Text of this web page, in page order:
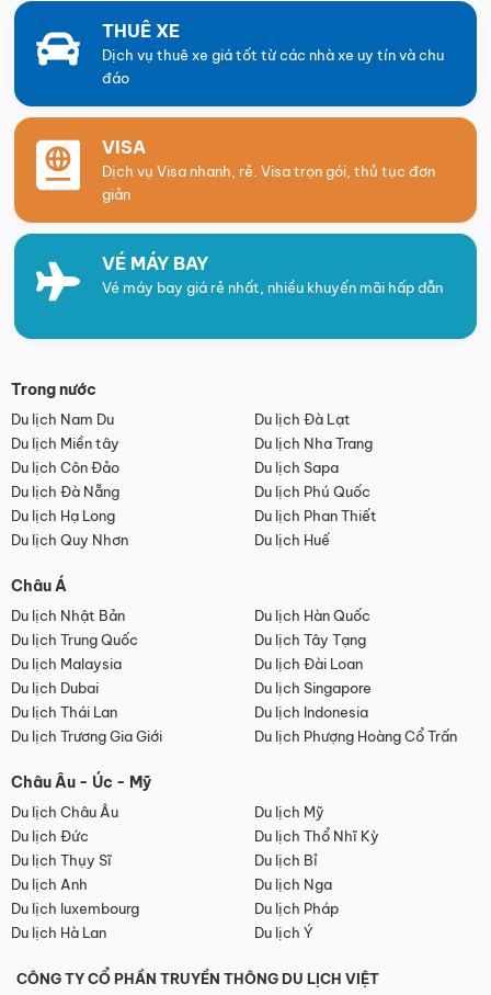
THUÊ XE
Dịch vụ thuê xe giá tốt từ các nhà xe uy tín và chu
đáo
VISA
Dịch vụ Visa nhanh, rẻ. Visa trọn gói, thủ tục đơn
giản
VÉ MÁY BAY
Vé máy bay giá rẻ nhất, nhiều khuyến mãi hấp dẫn
Trong nước
Du lịch Nam Du
Du lịch Đà Lạt
Du lịch Miền tây
Du lịch Nha Trang
Du lịch Côn Đảo
Du lịch Sapa
Du lịch Đà Nẵng
Du lịch Phú Quốc
Du lịch Hạ Long
Du lịch Phan Thiết
Du lịch Quy Nhơn
Du lịch Huế
Châu Á
Du lịch Nhật Bản
Du lịch Hàn Quốc
Du lịch Trung Quốc
Du lịch Tây Tạng
Du lịch Malaysia
Du lịch Đài Loan
Du lịch Dubai
Du lịch Singapore
Du lịch Thái Lan
Du lịch Indonesia
Du lịch Trương Gia Giới
Du lịch Phượng Hoàng Cổ Trấn
Châu Âu - Úc - Mỹ
Du lịch Châu Âu
Du lịch Mỹ
Du lịch Đức
Du lịch Thổ Nhĩ Kỳ
Du lịch Thụy Sĩ
Du lịch Bỉ
Du lịch Anh
Du lịch Nga
Du lịch luxembourg
Du lịch Pháp
Du lịch Hà Lan
Du lịch Ý
CÔNG TY CỔ PHẦN TRUYỀN THÔNG DU LỊCH VIỆT